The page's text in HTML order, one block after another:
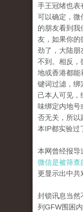
手王冠绪也表
可以确定，微
的朋友看到我
友，如果你的
劲了，大陆朋
不到。相反，
地或香港都能
键词过滤，绑
己本人可见，
味绑定内地号
否无关，所以
本IP都实验
本网曾经报导
微信是被筛查
更显示出中共
封锁讯息当然
列GFW围困